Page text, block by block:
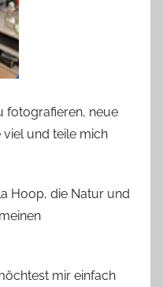
fotografieren, neue
viel und teile mich
Hoop, die Natur und
mir einfach